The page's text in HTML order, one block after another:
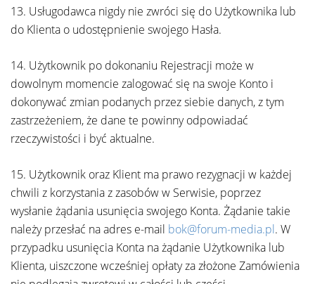
13. Usługodawca nigdy nie zwróci się do Użytkownika lub
do Klienta o udostępnienie swojego Hasła.
14. Użytkownik po dokonaniu Rejestracji może w
dowolnym momencie zalogować się na swoje Konto i
dokonywać zmian podanych przez siebie danych, z tym
zastrzeżeniem, że dane te powinny odpowiadać
rzeczywistości i być aktualne.
15. Użytkownik oraz Klient ma prawo rezygnacji w każdej
chwili z korzystania z zasobów w Serwisie, poprzez
wysłanie żądania usunięcia swojego Konta. Żądanie takie
należy przesłać na adres e-mail bok@forum-media.pl. W
przypadku usunięcia Konta na żądanie Użytkownika lub
Klienta, uiszczone wcześniej opłaty za złożone Zamówienia